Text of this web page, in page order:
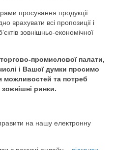
просування продукції
врахувати всі пропозиції і
зовнішньо-економічної
промислової палати,
і Вашої думки просимо
можливостей та потреб
ринки.
на нашу електронну